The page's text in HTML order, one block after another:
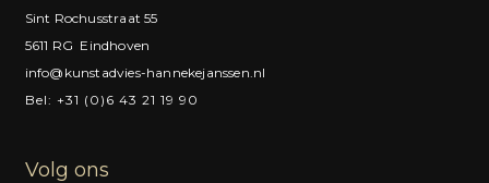
Sint Rochusstraat 55
5611 RG Eindhoven
info@kunstadvies-hannekejanssen.nl
Bel: +31 (0)6 43 21 19 90
Volg ons